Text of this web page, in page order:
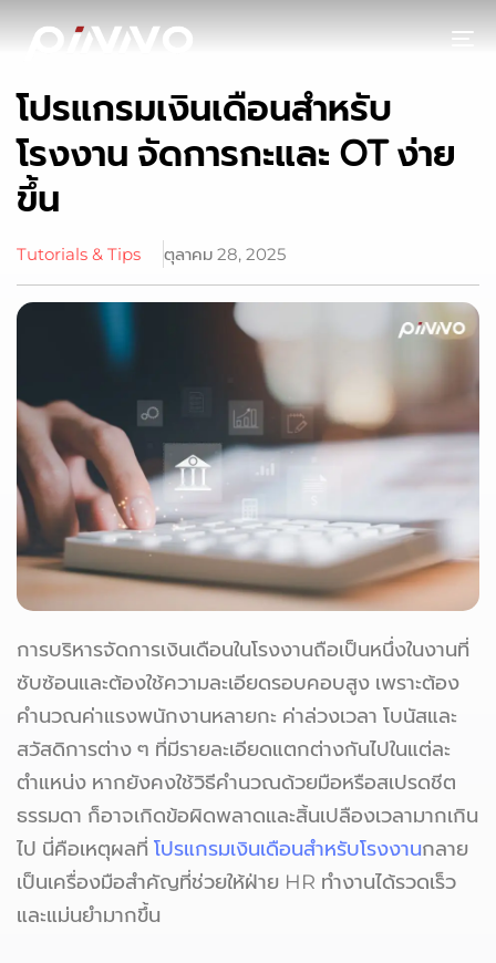
โปรแกรมเงินเดือนสำหรับ
โรงงาน จัดการกะและ OT ง่าย
ขึ้น
Tutorials & Tips ตุลาคม 28, 2025
การบริหารจัดการเงินเดือนในโรงงานถือเป็นหนึ่งในงานที่
ซับซ้อนและต้องใช้ความละเอียดรอบคอบสูง เพราะต้อง
คำนวณค่าแรงพนักงานหลายกะ ค่าล่วงเวลา โบนัสและ
สวัสดิการต่าง ๆ ที่มีรายละเอียดแตกต่างกันไปในแต่ละ
ตำแหน่ง หากยังคงใช้วิธีคำนวณด้วยมือหรือสเปรดชีต
ธรรมดา ก็อาจเกิดข้อผิดพลาดและสิ้นเปลืองเวลามากเกิน
ไป นี่คือเหตุผลที่ โปรแกรมเงินเดือนสำหรับโรงงานกลาย
เป็นเครื่องมือสำคัญที่ช่วยให้ฝ่าย HR ทำงานได้รวดเร็ว
และแม่นยำมากขึ้น